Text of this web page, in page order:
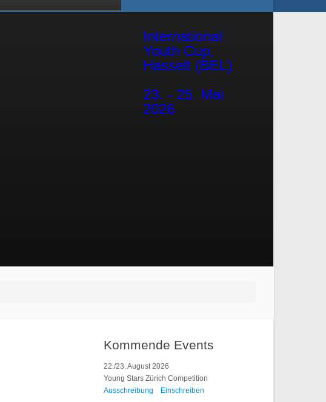
International
Youth Cup,
Hasselt (BEL)
23. - 25. Mai
2026
Kommende Events
22./23. August 2026
Young Stars Zürich Competition
Ausschreibung
Einschreiben